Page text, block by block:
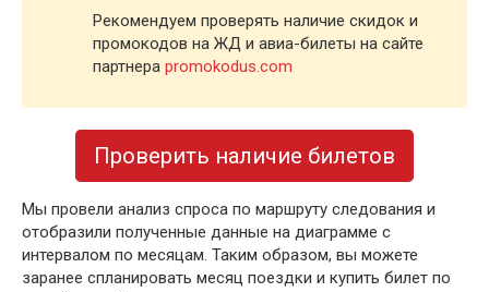
Рекомендуем проверять наличие скидок и
промокодов на ЖД и авиа-билеты на сайте
партнера promokodus.com
Проверить наличие билетов
Мы провели анализ спроса по маршруту следования и
отобразили полученные данные на диаграмме с
интервалом по месяцам. Таким образом, вы можете
заранее спланировать месяц поездки и купить билет по